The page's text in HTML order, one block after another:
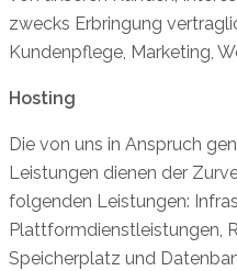
zwecks Erbringung
Kundenpflege, Marketing,
Hosting
Die von uns in Anspruch
Leistungen dienen der
folgenden Leistungen:
Plattformdienstleistungen,
Speicherplatz und